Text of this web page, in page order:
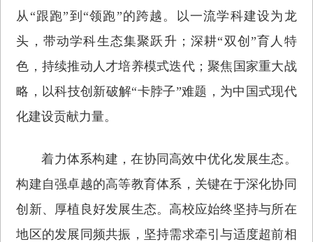
从“跟跑”到“领跑”的跨越。以一流学科建设为龙
头，带动学科生态集聚跃升；深耕“双创”育人特
色，持续推动人才培养模式迭代；聚焦国家重大战
略，以科技创新破解“卡脖子”难题，为中国式现代
化建设贡献力量。
着力体系构建，在协同高效中优化发展生态。
构建自强卓越的高等教育体系，关键在于深化协同
创新、厚植良好发展生态。高校应始终坚持与所在
地区的发展同频共振，坚持需求牵引与适度超前相